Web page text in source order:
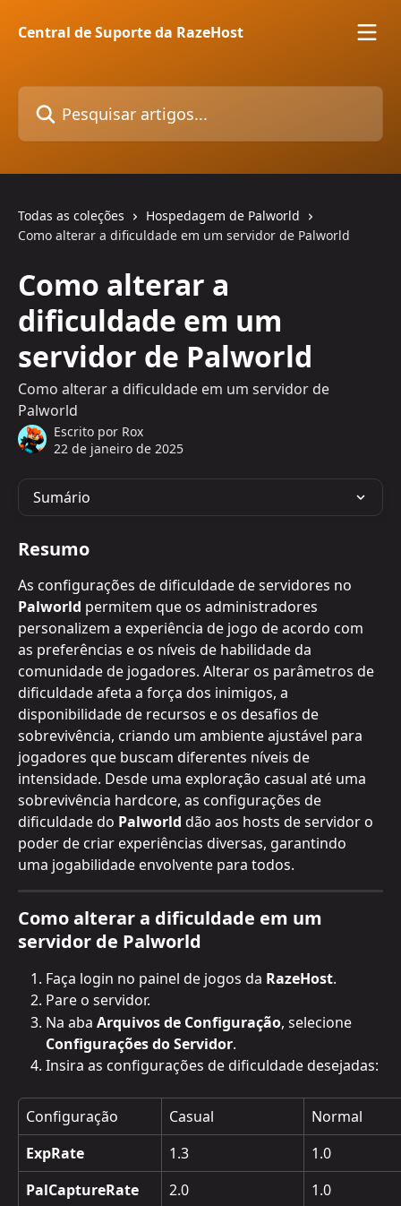
Central de Suporte da RazeHost
Pesquisar artigos...
Todas as coleções
Hospedagem de Palworld
Como alterar a dificuldade em um servidor de Palworld
Como alterar a
dificuldade em um
servidor de Palworld
Como alterar a dificuldade em um servidor de
Palworld
Escrito por Rox
22 de janeiro de 2025
Sumário
Resumo
As configurações de dificuldade de servidores no
Palworld permitem que os administradores
personalizem a experiência de jogo de acordo com
as preferências e os níveis de habilidade da
comunidade de jogadores. Alterar os parâmetros de
dificuldade afeta a força dos inimigos, a
disponibilidade de recursos e os desafios de
sobrevivência, criando um ambiente ajustável para
jogadores que buscam diferentes níveis de
intensidade. Desde uma exploração casual até uma
sobrevivência hardcore, as configurações de
dificuldade do Palworld dão aos hosts de servidor o
poder de criar experiências diversas, garantindo
uma jogabilidade envolvente para todos.
Como alterar a dificuldade em um
servidor de Palworld
Faça login no painel de jogos da RazeHost.
Pare o servidor.
Na aba Arquivos de Configuração, selecione
Configurações do Servidor.
Insira as configurações de dificuldade desejadas:
Configuração Casual
Normal
ExpRate
1.3
1.0
PalCaptureRate
2.0
1.0